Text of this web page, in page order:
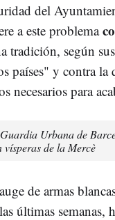
del
a este problema
tradición, según
países" y contra la
necesarios para
Urbana de
vísperas de la Mercè
de armas
últimas semanas,